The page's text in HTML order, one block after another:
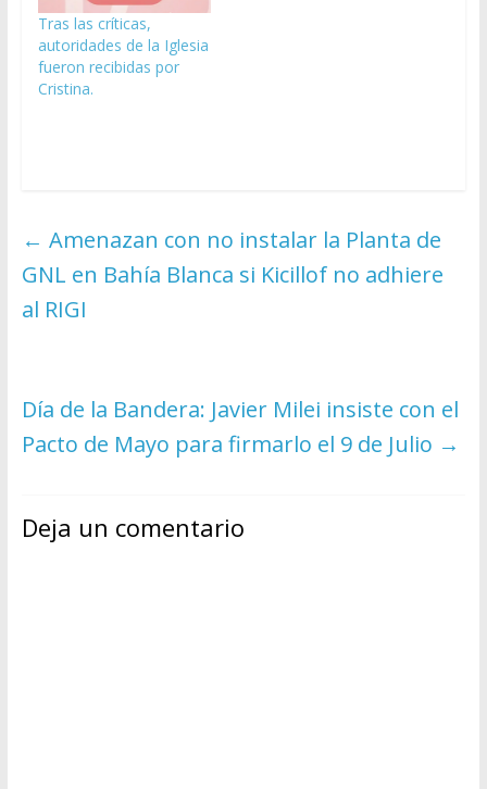
Tras las críticas,
autoridades de la Iglesia
fueron recibidas por
Cristina.
← Amenazan con no instalar la Planta de
GNL en Bahía Blanca si Kicillof no adhiere
al RIGI
Día de la Bandera: Javier Milei insiste con el
Pacto de Mayo para firmarlo el 9 de Julio →
Deja un comentario